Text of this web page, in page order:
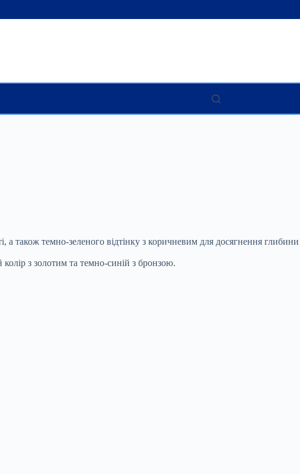
а також темно-зеленого відтінку з коричневим для досягнення глибини
з золотим та темно-синій з бронзою.